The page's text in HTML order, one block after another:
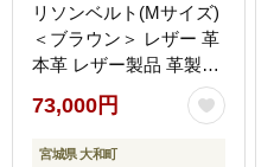
リソンベルト(Mサイズ)
＜ブラウン＞ レザー 革
本革 レザー製品 革製品
本格 ギフト 名入れ 日本
製 手縫い ハンドメイド
ファッション メンズ 小
73,000円
宮城県 大和町